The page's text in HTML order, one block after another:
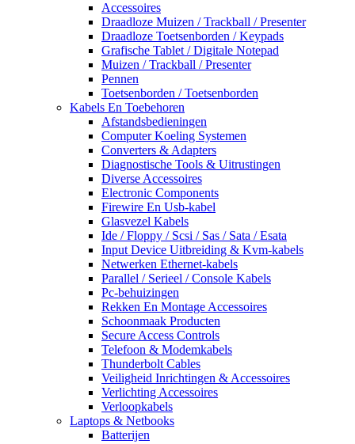
Accessoires
Draadloze Muizen / Trackball / Presenter
Draadloze Toetsenborden / Keypads
Grafische Tablet / Digitale Notepad
Muizen / Trackball / Presenter
Pennen
Toetsenborden / Toetsenborden
Kabels En Toebehoren
Afstandsbedieningen
Computer Koeling Systemen
Converters & Adapters
Diagnostische Tools & Uitrustingen
Diverse Accessoires
Electronic Components
Firewire En Usb-kabel
Glasvezel Kabels
Ide / Floppy / Scsi / Sas / Sata / Esata
Input Device Uitbreiding & Kvm-kabels
Netwerken Ethernet-kabels
Parallel / Serieel / Console Kabels
Pc-behuizingen
Rekken En Montage Accessoires
Schoonmaak Producten
Secure Access Controls
Telefoon & Modemkabels
Thunderbolt Cables
Veiligheid Inrichtingen & Accessoires
Verlichting Accessoires
Verloopkabels
Laptops & Netbooks
Batterijen